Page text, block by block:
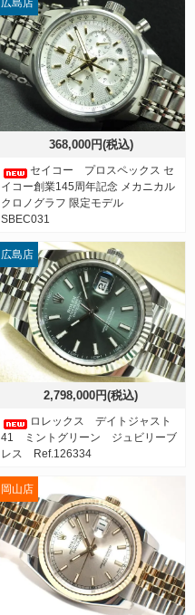
368,000円(税込)
セイコー プロスペックス セ
イコー創業145周年記念 メカニカル
クロノグラフ 限定モデル
SBEC031
広島店
2,798,000円(税込)
ロレックス デイトジャスト
41 ミントグリーン ジュビリーブ
レス Ref.126334
広島店
岡山店